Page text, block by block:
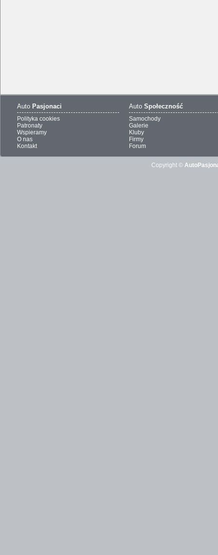
Auto Pasjonaci
Polityka cookies
Patronaty
Wspieramy
O nas
Kontakt
Auto Społeczność
Samochody
Galerie
Kluby
Firmy
Forum
Copyright ©